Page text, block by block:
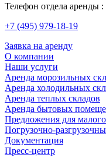
Телефон отдела аренды :
+7 (495) 979-18-19
Заявка на аренду
О компании
Наши услуги
Аренда морозильных
Аренда холодильных
Аренда теплых складов
Аренда бытовых
Предложения для
Погрузочно-
Документация
Пресс-центр